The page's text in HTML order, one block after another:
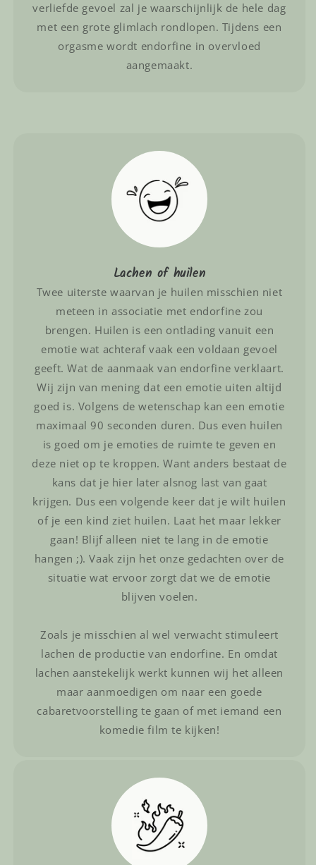
verliefde gevoel zal je waarschijnlijk de hele dag
met een grote glimlach rondlopen. Tijdens een
orgasme wordt endorfine in overvloed
aangemaakt.
Lachen of huilen
Twee uiterste waarvan je huilen misschien niet
meteen in associatie met endorfine zou
brengen. Huilen is een ontlading vanuit een
emotie wat achteraf vaak een voldaan gevoel
geeft. Wat de aanmaak van endorfine verklaart.
Wij zijn van mening dat een emotie uiten altijd
goed is. Volgens de wetenschap kan een emotie
maximaal 90 seconden duren. Dus even huilen
is goed om je emoties de ruimte te geven en
deze niet op te kroppen. Want anders bestaat de
kans dat je hier later alsnog last van gaat
krijgen. Dus een volgende keer dat je wilt huilen
of je een kind ziet huilen. Laat het maar lekker
gaan! Blijf alleen niet te lang in de emotie
hangen ;). Vaak zijn het onze gedachten over de
situatie wat ervoor zorgt dat we de emotie
blijven voelen.
Zoals je misschien al wel verwacht stimuleert
lachen de productie van endorfine. En omdat
lachen aanstekelijk werkt kunnen wij het alleen
maar aanmoedigen om naar een goede
cabaretvoorstelling te gaan of met iemand een
komedie film te kijken!